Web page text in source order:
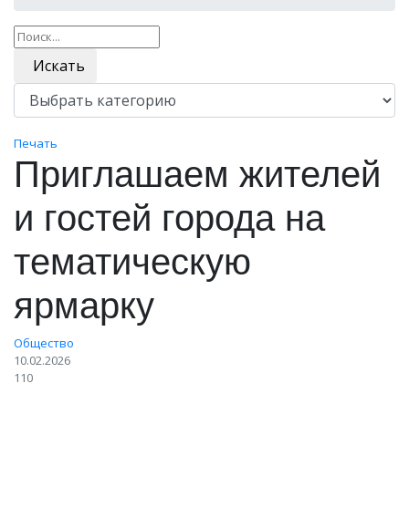
Искать
Печать
Приглашаем жителей
и гостей города на
тематическую
ярмарку
Общество
10.02.2026
110